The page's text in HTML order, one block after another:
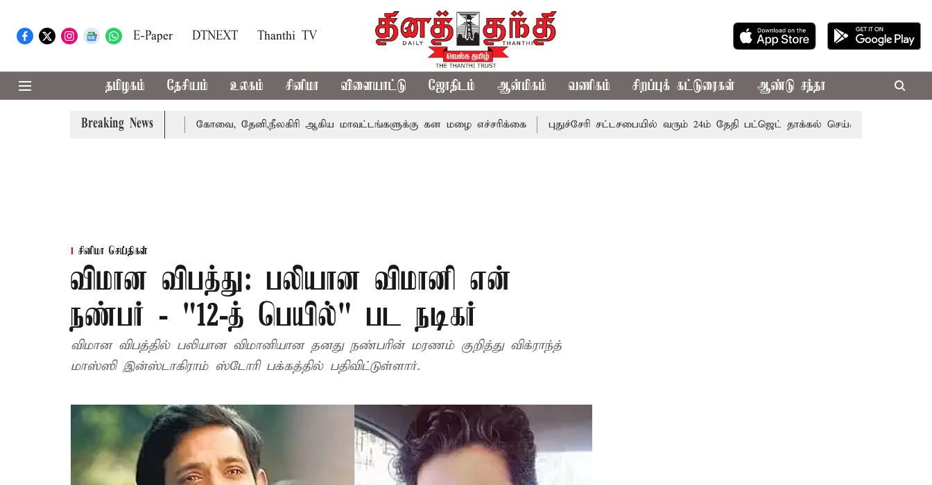
E-Paper DTNEXT Thanthi TV
தமிழகம் தேசியம் உலகம் சினிமா விளையாட்டு ஜோதிடம் ஆன்மிகம் வணிகம் சிறப்புக் கட்டுரைகள் ஆண்டு சந்தா
Breaking News
வாபஸ் பெற்றார் சங்கீதா கோவை, தேனி,நீலகிரி ஆகிய மாவட்டங்களுக்கு கன மழை எச்சரிக்கை புதுச்சேரி சட்டசபையில் வரும் 24ம் தேதி பட்ஜெட் தாக்கல் செய்கிறார் முதல்-அமைச்சர்
சினிமா செய்திகள்
விமான விபத்து: பலியான விமானி என்
நண்பர் - "12-த் பெயில்" பட நடிகர்
விமான விபத்தில் பலியான விமானியான தனது நண்பரின் மரணம் குறித்து விக்ராந்த்
மாஸ்ஸி இன்ஸ்டாகிராம் ஸ்டோரி பக்கத்தில் பதிவிட்டுள்ளார்.